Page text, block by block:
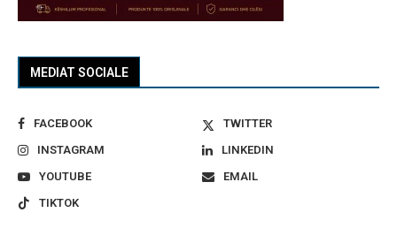
MEDIAT SOCIALE
FACEBOOK
TWITTER
INSTAGRAM
LINKEDIN
YOUTUBE
EMAIL
TIKTOK